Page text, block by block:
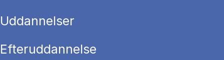
Uddannelser
Efteruddannelse